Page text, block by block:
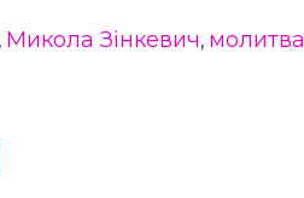
, Микола Зінкевич, молитва